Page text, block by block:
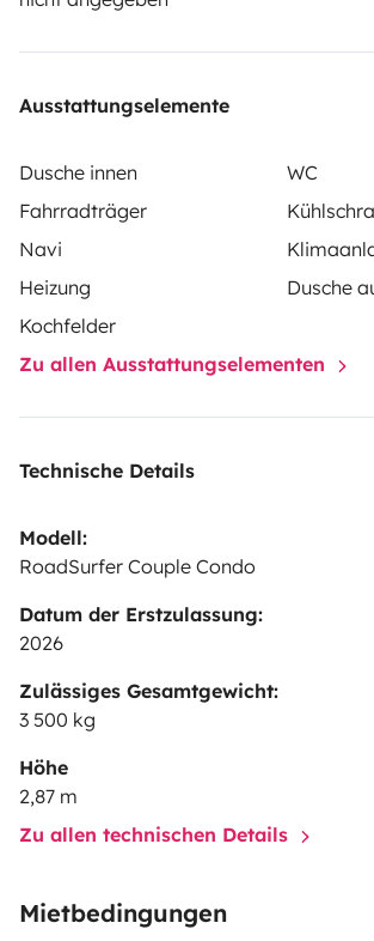
Ausstattungselemente
Dusche innen
WC
Fahrradträger
Navi
Heizung
Dusche
Kochfelder
Zu allen Ausstattungselementen
Technische Details
Modell:
RoadSurfer Couple Condo
Datum der Erstzulassung:
2026
Zulässiges Gesamtgewicht:
3 500 kg
Höhe
2,87 m
Zu allen technischen Details
Mietbedingungen